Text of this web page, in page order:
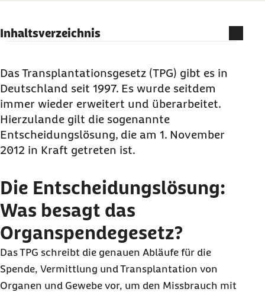
Inhaltsverzeichnis
Organspendegesetz?
Besserer Schutz für Lebend-Spender
Transplantationsbeauftragte in jedem
Krankenhaus
Verschiedene Länder - verschiedene
Ihr persönlicher Organspendeausweis: Jetzt
kostenfrei bestellen
Das Transplantationsgesetz (TPG) gibt es in
Deutschland seit 1997. Es wurde seitdem
immer wieder erweitert und überarbeitet.
Hierzulande gilt die sogenannte
Entscheidungslösung, die am 1. November
2012 in Kraft getreten ist.
Die Entscheidungslösung:
Was besagt das
Organspendegesetz?
Das TPG schreibt die genauen Abläufe für die
Spende, Vermittlung und Transplantation von
Organen und Gewebe vor, um den Missbrauch mit